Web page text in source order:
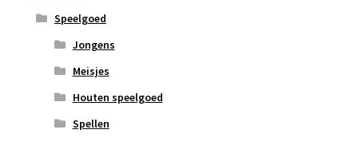
Speelgoed
Jongens
Meisjes
Houten speelgoed
Spellen